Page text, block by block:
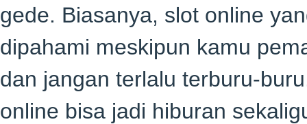
gede. Biasanya, slot online
dipahami meskipun kamu
dan jangan terlalu terburu-
online bisa jadi hiburan